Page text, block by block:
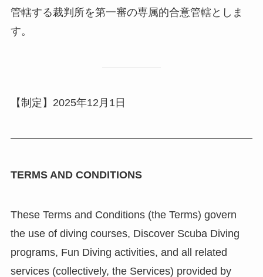
管轄する裁判所を第一審の専属的合意管轄としま
す。
【制定】2025年12月1日
TERMS AND CONDITIONS
These Terms and Conditions (the Terms) govern
the use of diving courses, Discover Scuba Diving
programs, Fun Diving activities, and all related
services (collectively, the Services) provided by